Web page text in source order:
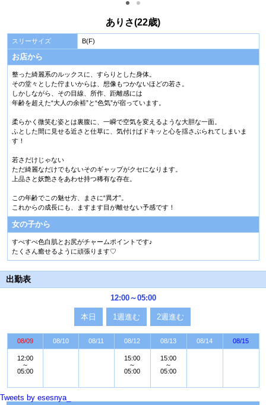
ありさ(22歳)
スリーサイズ B(F)
お店から
整った綺麗系のルックスに、すらりとした身体。
その堂々とした佇まいからは、想像もつかないほどの若さ。
しかしながら、その目線、所作、距離感には
年齢を超えた“大人の余裕”と“色気”が宿っています。
柔らかく微笑む姿とは裏腹に、一瞬で空気を変えるような大胆な一面。
ふとした間に見せる近さと仕草に、気付けばドキッと心を揺さぶられてしまいま
す！
若さだけじゃない
ただ綺麗なだけでもないそのギャップがクセになります。
上品さと妖艶さをあわせ持つ稀有な存在。
この年齢でこの魅せ方、まさに“異才”。
これからの成長にも、ますます目が離せない予感です！
女の子から
すべすべ色白肌とお尻がチャームポイントです♪
たくさん癒せるように頑張ります♡
出勤表
12:00～05:00
本日 1週進む 2週進む
08/09 08/10 08/11 08/12 08/13 08/14 08/15
12:00
～
05:00
15:00
～
05:00
15:00
～
05:00
Tweets by esesnya_